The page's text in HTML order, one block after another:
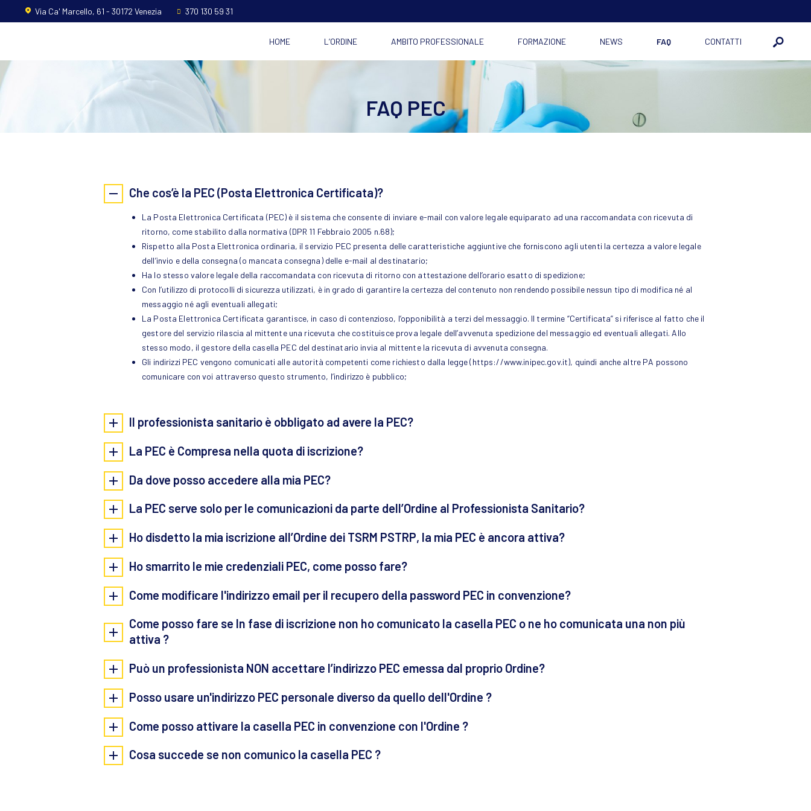
Via Ca' Marcello, 61 - 30172 Venezia 370 130 59 31
HOME L’ORDINE AMBITO PROFESSIONALE FORMAZIONE NEWS FAQ CONTATTI
FAQ PEC
Home
Professionale
Formazione
Che cos’è la PEC (Posta Elettronica Certificata)?
La Posta Elettronica Certificata (PEC) è il sistema che consente di inviare e-mail con valore legale equiparato ad una raccomandata con ricevuta di
ritorno, come stabilito dalla normativa (DPR 11 Febbraio 2005 n.68);
Rispetto alla Posta Elettronica ordinaria, il servizio PEC presenta delle caratteristiche aggiuntive che forniscono agli utenti la certezza a valore legale
dell’invio e della consegna (o mancata consegna) delle e-mail al destinatario;
Ha lo stesso valore legale della raccomandata con ricevuta di ritorno con attestazione dell’orario esatto di spedizione;
Con l’utilizzo di protocolli di sicurezza utilizzati, è in grado di garantire la certezza del contenuto non rendendo possibile nessun tipo di modifica né al
messaggio né agli eventuali allegati;
La Posta Elettronica Certificata garantisce, in caso di contenzioso, l’opponibilità a terzi del messaggio. Il termine “Certificata” si riferisce al fatto che il
gestore del servizio rilascia al mittente una ricevuta che costituisce prova legale dell’avvenuta spedizione del messaggio ed eventuali allegati. Allo
stesso modo, il gestore della casella PEC del destinatario invia al mittente la ricevuta di avvenuta consegna.
Gli indirizzi PEC vengono comunicati alle autorità competenti come richiesto dalla legge (https://www.inipec.gov.it), quindi anche altre PA possono
comunicare con voi attraverso questo strumento, l’indirizzo è pubblico;
Il professionista sanitario è obbligato ad avere la PEC?
La PEC è Compresa nella quota di iscrizione?
Da dove posso accedere alla mia PEC?
La PEC serve solo per le comunicazioni da parte dell’Ordine al Professionista Sanitario?
Ho disdetto la mia iscrizione all’Ordine dei TSRM PSTRP, la mia PEC è ancora attiva?
Ho smarrito le mie credenziali PEC, come posso fare?
Come modificare l'indirizzo email per il recupero della password PEC in convenzione?
Come posso fare se In fase di iscrizione non ho comunicato la casella PEC o ne ho comunicata una non più
attiva ?
Può un professionista NON accettare l’indirizzo PEC emessa dal proprio Ordine?
Posso usare un'indirizzo PEC personale diverso da quello dell'Ordine ?
Come posso attivare la casella PEC in convenzione con l'Ordine ?
Cosa succede se non comunico la casella PEC ?